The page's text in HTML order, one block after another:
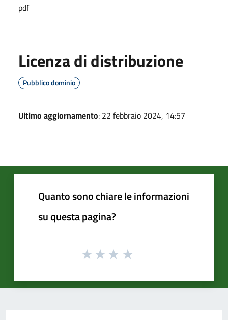
pdf
Licenza di distribuzione
Pubblico dominio
Ultimo aggiornamento: 22 febbraio 2024, 14:57
Quanto sono chiare le informazioni
su questa pagina?